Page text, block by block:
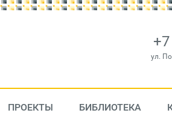
ул.
ПРОЕКТЫ БИБЛИОТЕКА